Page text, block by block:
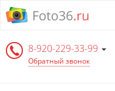
Перейти
к
информации
8-920-229-33-99
Обратный звонок